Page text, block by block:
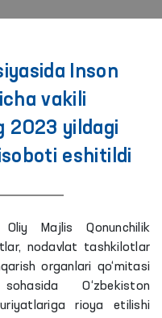
Inson
vakili
2023 yildagi
eshitildi
Majlis Qonunchilik
nodavlat tashkilotlar
organlari qo‘mitasi
O‘zbekiston
rioya etilishi